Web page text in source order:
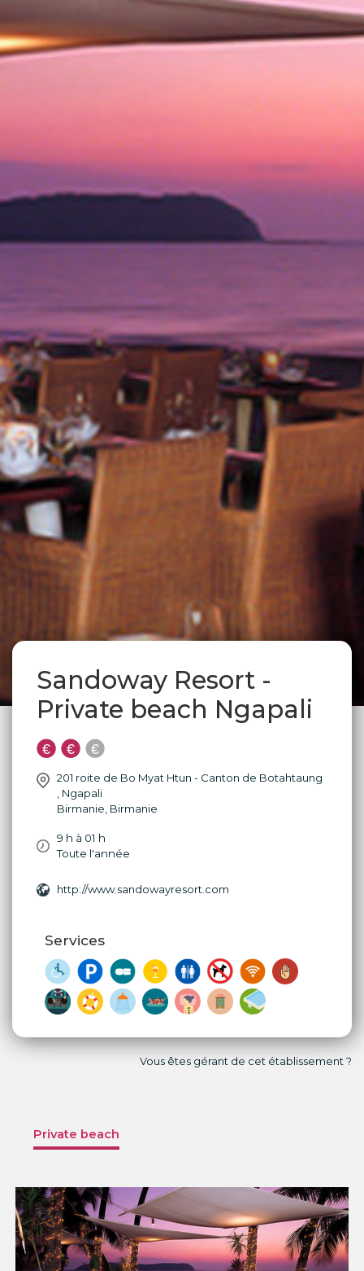
Sandoway Resort -
Private beach Ngapali
201 roite de Bo Myat Htun - Canton de Botahtaung
Ngapali
Birmanie Birmanie
9 h à 01 h
Toute l'année
http://www.sandowayresort.com
Services
Vous êtes gérant de cet établissement ?
Private beach